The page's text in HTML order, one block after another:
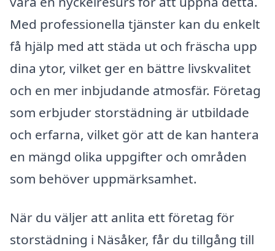
Med professionella tjänster kan du enkelt
få hjälp med att städa ut och fräscha upp
dina ytor, vilket ger en bättre livskvalitet
och en mer inbjudande atmosfär. Företag
som erbjuder storstädning är utbildade
och erfarna, vilket gör att de kan hantera
en mängd olika uppgifter och områden
som behöver uppmärksamhet.
När du väljer att anlita ett företag för
storstädning i Näsåker, får du tillgång till